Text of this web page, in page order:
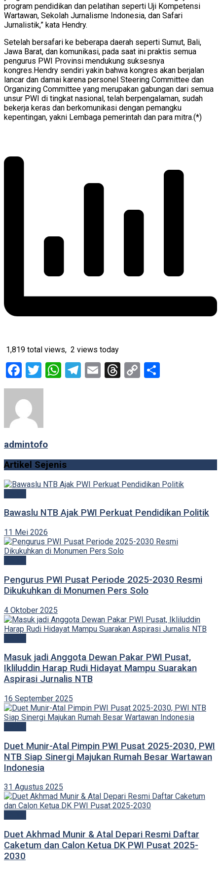
program pendidikan dan pelatihan seperti Uji Kompetensi
Wartawan, Sekolah Jurnalisme Indonesia, dan Safari
Jurnalistik,” kata Hendry.
Setelah bersafari ke beberapa daerah seperti Sumut, Bali,
Jawa Barat, dan komunikasi, pada saat ini praktis semua
pengurus PWI Provinsi mendukung suksesnya
kongres.Hendry sendiri yakin bahwa kongres akan berjalan
lancar dan damai karena personel Steering Committee dan
Organizing Committee yang merupakan gabungan dari semua
unsur PWI di tingkat nasional, telah berpengalaman, sudah
bekerja keras dan berkomunikasi dengan pemangku
kepentingan, yakni Lembaga pemerintah dan para mitra.(*)
1,819 total views, 2 views today
Facebook
TwitterWhatsApp
Telegram
EmailThreads
Copy
admintofo
Artikel Sejenis
Bawaslu NTB Ajak PWI Perkuat Pendidikan Politik
11 Mei 2026
Pengurus PWI Pusat Periode 2025-2030 Resmi
Dikukuhkan di Monumen Pers Solo
4 Oktober 2025
Masuk jadi Anggota Dewan Pakar PWI Pusat,
Ikliluddin Harap Rudi Hidayat Mampu Suarakan
Aspirasi Jurnalis NTB
16 September 2025
Duet Munir-Atal Pimpin PWI Pusat 2025-2030, PWI
NTB Siap Sinergi Majukan Rumah Besar Wartawan
Indonesia
31 Agustus 2025
Duet Akhmad Munir & Atal Depari Resmi Daftar
Caketum dan Calon Ketua DK PWI Pusat 2025-
2030